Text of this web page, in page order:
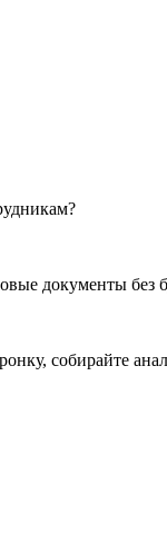
документы без
собирайте